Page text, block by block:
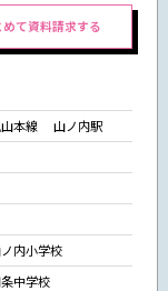
めて資料請求する
山本線山ノ内駅
内小学校
中学校